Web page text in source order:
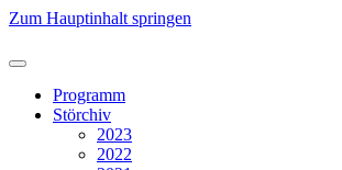
Zum Hauptinhalt springen
Programm
Störchiv
2023
2022